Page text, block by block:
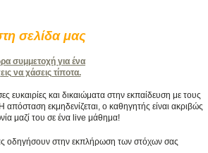
σελίδα μας
συμμετοχή για ένα
να χάσεις τίποτα.
ευκαιρίες και δικαιώματα στην εκπαίδευση με τους
εκμηδενίζεται, ο καθηγητής είναι ακριβώς
μαζί του σε ένα live μάθημα!
οδηγήσουν στην εκπλήρωση των στόχων σας